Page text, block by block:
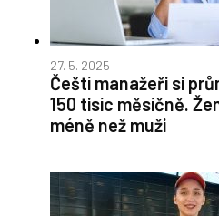
27. 5. 2025
Čeští manažeři si
150 tisíc měsíčně.
méně než muži